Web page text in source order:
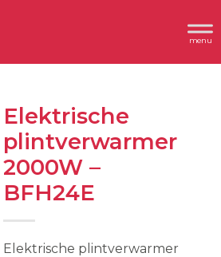
Header
Rechts
Elektrische
plintverwarmer
2000W –
BFH24E
Elektrische plintverwarmer